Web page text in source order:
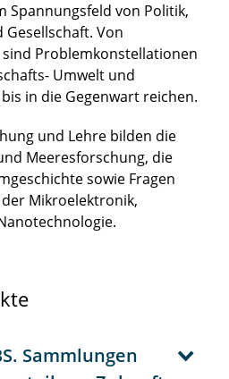
Spannungsfeld von Politik,
Von
Problemkonstellationen
Umwelt und
in die Gegenwart reichen.
und Lehre bilden die
Meeresforschung, die
sowie Fragen
Mikroelektronik,
Sammlungen